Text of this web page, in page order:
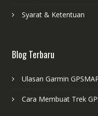
Syarat & Ketentuan
Blog Terbaru
Ulasan Garmin
Cara Membuat Trek